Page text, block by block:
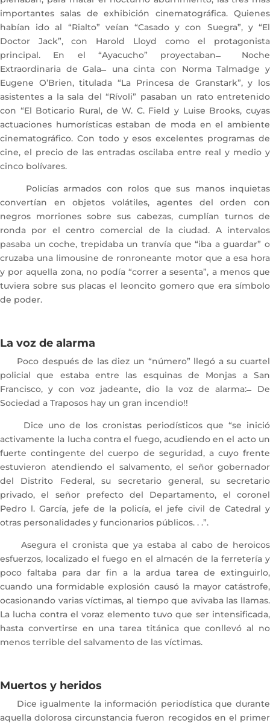
importantes salas de exhibición cinematográfica. Quienes
habían ido al “Rialto” veían “Casado y con Suegra”, y “El
Doctor Jack”, con Harold Lloyd como el protagonista
principal. En el “Ayacucho” proyectaban ̶ Noche
Extraordinaria de Gala ̶ una cinta con Norma Talmadge y
Eugene O’Brien, titulada “La Princesa de Granstark”, y los
asistentes a la sala del “Rívoli” pasaban un rato entretenido
con “El Boticario Rural, de W. C. Field y Luise Brooks, cuyas
actuaciones humorísticas estaban de moda en el ambiente
cinematográfico. Con todo y esos excelentes programas de
cine, el precio de las entradas oscilaba entre real y medio y
cinco bolívares.
Policías armados con rolos que sus manos inquietas
convertían en objetos volátiles, agentes del orden con
negros morriones sobre sus cabezas, cumplían turnos de
ronda por el centro comercial de la ciudad. A intervalos
pasaba un coche, trepidaba un tranvía que “iba a guardar” o
cruzaba una limousine de ronroneante motor que a esa hora
y por aquella zona, no podía “correr a sesenta”, a menos que
tuviera sobre sus placas el leoncito gomero que era símbolo
de poder.
La voz de alarma
Poco después de las diez un “número” llegó a su cuartel
policial que estaba entre las esquinas de Monjas a San
Francisco, y con voz jadeante, dio la voz de alarma: ̶ De
Sociedad a Traposos hay un gran incendio!!
Dice uno de los cronistas periodísticos que “se inició
activamente la lucha contra el fuego, acudiendo en el acto un
fuerte contingente del cuerpo de seguridad, a cuyo frente
estuvieron atendiendo el salvamento, el señor gobernador
del Distrito Federal, su secretario general, su secretario
privado, el señor prefecto del Departamento, el coronel
Pedro l. García, jefe de la policía, el jefe civil de Catedral y
otras personalidades y funcionarios públicos. . .”.
Asegura el cronista que ya estaba al cabo de heroicos
esfuerzos, localizado el fuego en el almacén de la ferretería y
poco faltaba para dar fin a la ardua tarea de extinguirlo,
cuando una formidable explosión causó la mayor catástrofe,
ocasionando varias víctimas, al tiempo que avivaba las llamas.
La lucha contra el voraz elemento tuvo que ser intensificada,
hasta convertirse en una tarea titánica que conllevó al no
menos terrible del salvamento de las víctimas.
Muertos y heridos
Dice igualmente la información periodística que durante
aquella dolorosa circunstancia fueron recogidos en el primer